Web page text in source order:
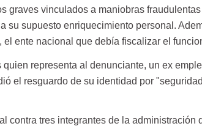
graves vinculados a maniobras
su supuesto enriquecimiento personal.
ente nacional que debía fiscalizar el
quien representa al denunciante, un ex
el resguardo de su identidad por
contra tres integrantes de la administración